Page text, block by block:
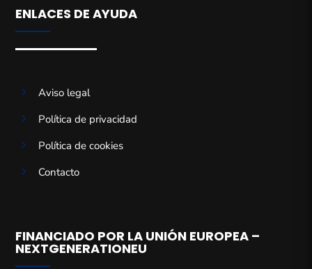
ENLACES DE AYUDA
5
Aviso legal
5
Política de privacidad
5
Política de cookies
5
Contacto
FINANCIADO POR LA UNIÓN EUROPEA –
NEXTGENERATIONEU